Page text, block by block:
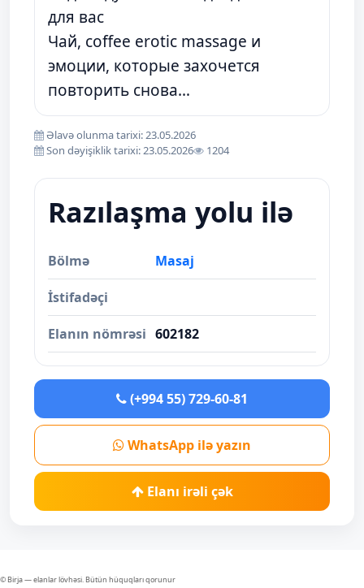
для вас
Чай, coffee erotic massage и
эмоции, которые захочется
повторить снова…
Əlavə olunma tarixi: 23.05.2026
Son dəyişiklik tarixi: 23.05.2026
1204
Razılaşma yolu ilə
Bölmə Masaj
İstifadəçi
Elanın nömrəsi 602182
(+994 55) 729-60-81
WhatsApp ilə yazın
Elanı irəli çək
© Birja — elanlar lövhəsi. Bütün hüquqları qorunur